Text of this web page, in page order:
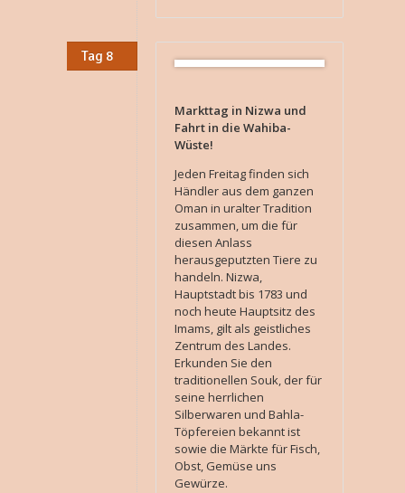
Tag 8
Markttag in Nizwa und
Fahrt in die Wahiba-
Wüste!
Jeden Freitag finden sich
Händler aus dem ganzen
Oman in uralter Tradition
zusammen, um die für
diesen Anlass
herausgeputzten Tiere zu
handeln. Nizwa,
Hauptstadt bis 1783 und
noch heute Hauptsitz des
Imams, gilt als geistliches
Zentrum des Landes.
Erkunden Sie den
traditionellen Souk, der für
seine herrlichen
Silberwaren und Bahla-
Töpfereien bekannt ist
sowie die Märkte für Fisch,
Obst, Gemüse uns
Gewürze.